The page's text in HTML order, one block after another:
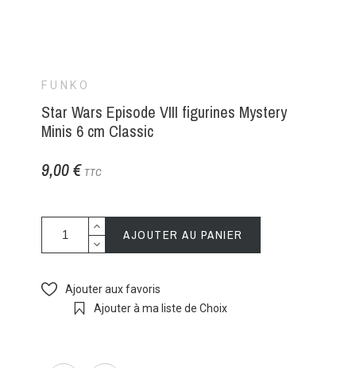
FUNKO
Star Wars Episode VIII figurines Mystery
Minis 6 cm Classic
9,00 € TTC
AJOUTER AU PANIER
Ajouter aux favoris
Ajouter à ma liste de Choix